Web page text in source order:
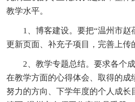
教学水平。
1、博客建设。要把“温州市赵
更新页面、补充子项目，完善上传
2、教学专题总结。要求各个成
在教学方面的心得体会、取得的成
努力的方向、下学年度的个人成长